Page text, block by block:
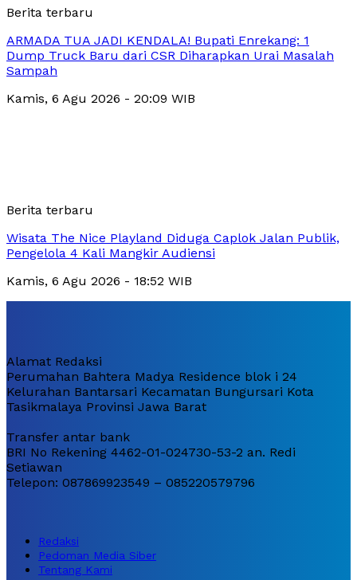
Berita terbaru
ARMADA TUA JADI KENDALA! Bupati Enrekang: 1
Dump Truck Baru dari CSR Diharapkan Urai Masalah
Sampah
Kamis, 6 Agu 2026 - 20:09 WIB
Berita terbaru
Wisata The Nice Playland Diduga Caplok Jalan Publik,
Pengelola 4 Kali Mangkir Audiensi
Kamis, 6 Agu 2026 - 18:52 WIB
Alamat Redaksi
Perumahan Bahtera Madya Residence blok i 24
Kelurahan Bantarsari Kecamatan Bungursari Kota
Tasikmalaya Provinsi Jawa Barat
Transfer antar bank
BRI No Rekening 4462-01-024730-53-2 an. Redi
Setiawan
Telepon: 087869923549 – 085220579796
Redaksi
Pedoman Media Siber
Tentang Kami